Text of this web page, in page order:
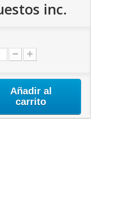
inc.
Añadir al
carrito